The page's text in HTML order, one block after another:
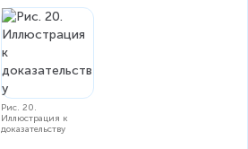
Рис. 20.
Иллюстрация к
доказательству